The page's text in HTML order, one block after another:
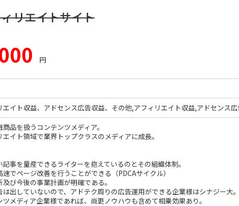
リエイトサイト
円
エイト収益、アドセンス広告収益、その他,アフィリエイト収益,アドセンス
商品を扱うコンテンツメディア。
エイト領域で業界トップクラスのメディアに成長。
記事を量産できるライターを抱えているのとその組織体制。
でページ改善を行うことができる（PDCAサイクル）
及び今後の事業計画が明確である。
は出していないので、アドテク周りの広告運用ができる企業様はシナジー大
ツメディア企業様であれば、尚更ノウハウも含めて相乗効果あり。